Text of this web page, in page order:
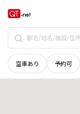
空車あり 予約可
宮城県